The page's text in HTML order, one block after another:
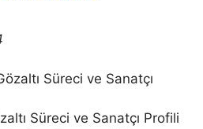
Süreci ve Sanatçı Profili